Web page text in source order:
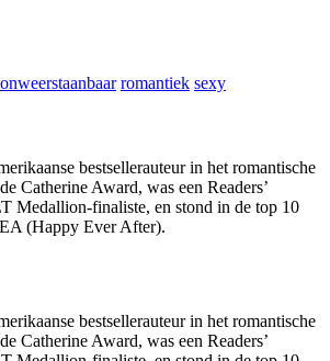
onweerstaanbaar romantiek sexy
bestsellerauteur in het romantische
Catherine Award, was een Readers’
Medallion-finaliste, en stond in de top 10
(Happy Ever After).
bestsellerauteur in het romantische
Catherine Award, was een Readers’